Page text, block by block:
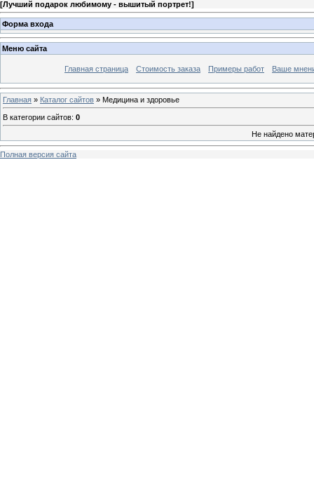
[Лучший подарок любимому - вышитый портрет!]
Форма входа
Меню сайта
Главная страница Стоимость заказа Примеры работ Ваше
Главная » Каталог сайтов » Медицина и здоровье
В категории сайтов: 0
Не найдено
Полная версия сайта